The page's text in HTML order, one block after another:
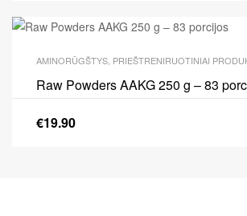
AMINORŪGŠTYS PRIEŠTRENIRUOTINIAI
Raw Powders AAKG 250 g –
€19.90